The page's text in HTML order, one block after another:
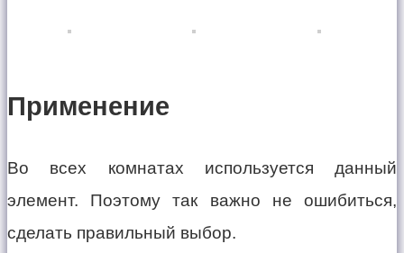
Применение
Во всех комнатах используется данный
элемент. Поэтому так важно не ошибиться,
сделать правильный выбор.